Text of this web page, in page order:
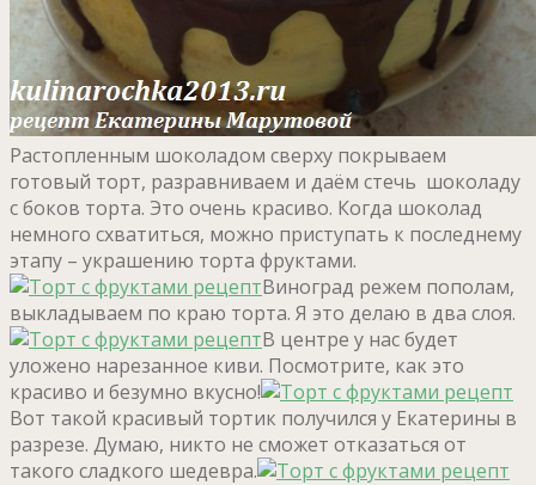
Растопленным шоколадом сверху покрываем
готовый торт, разравниваем и даём стечь шоколаду
с боков торта. Это очень красиво. Когда шоколад
немного схватиться, можно приступать к последнему
этапу – украшению торта фруктами.
Виноград режем пополам,
выкладываем по краю торта. Я это делаю в два слоя.
В центре у нас будет
уложено нарезанное киви. Посмотрите, как это
красиво и безумно вкусно!
Вот такой красивый тортик получился у Екатерины в
разрезе. Думаю, никто не сможет отказаться от
такого сладкого шедевра.